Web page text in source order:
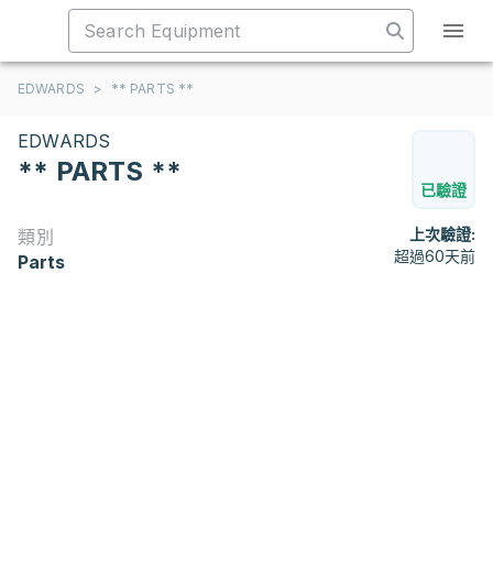
EDWARDS > ** PARTS **
EDWARDS
** PARTS **
已驗證
類別
Parts
上次驗證:
超過60天前